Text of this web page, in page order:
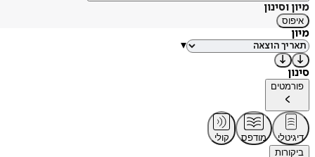
מיון וסינון
איפוס
מיון
▾
סינון
פורמטים
דיגיטלי מודפס
קולי
ביקורות